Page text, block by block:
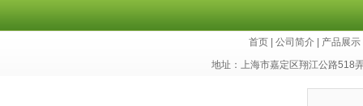
首页 公司简介 产品展示
地址：上海市嘉定区翔江公路518